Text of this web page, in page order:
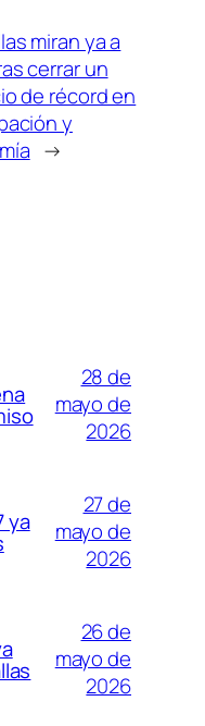
miran ya a
cerrar un
de récord en
y
→
28 de
mayo de
2026
ya
27 de
mayo de
2026
26 de
mayo de
2026